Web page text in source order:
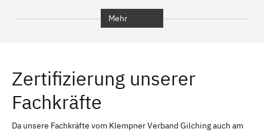
Erlangen Bamberg
Bayreuth
Mehr
Zertifizierung unserer
Fachkräfte
Da unsere Fachkräfte vom Klempner Verband Gilching auch am